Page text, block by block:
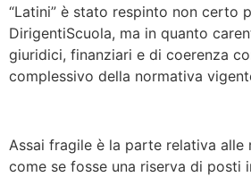
“Latini” è stato respinto non certo
DirigentiScuola, ma in quanto
giuridici, finanziari e di coerenza
complessivo della normativa
Assai fragile è la parte relativa alle
come se fosse una riserva di posti